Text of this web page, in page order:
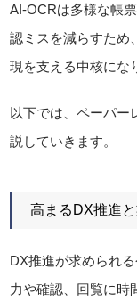
AI-OCRは多様な帳
認ミスを減らすため
現を支える中核にな
以下では、ペーパー
説していきます。
高まるDX推進
DX推進が求められ
力や確認、回覧に時